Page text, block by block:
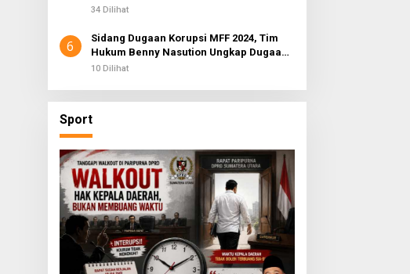
Transformasi Digital
34 Dilihat
6
Sidang Dugaan Korupsi MFF 2024, Tim
Hukum Benny Nasution Ungkap Dugaan
Cacat Hukum LHP Inspektorat
10 Dilihat
Sport